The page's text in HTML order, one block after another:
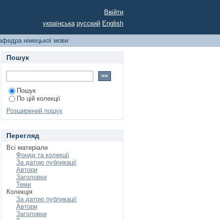
Ввійти
українська русский English
німецької мови
Пошук
Пошук
По цій колекції
Розширений пошук
Перегляд
Всі матеріали
Фонди та колекції
За датою публикації
Автори
Заголовки
Теми
Колекція
За датою публикації
Автори
Заголовки